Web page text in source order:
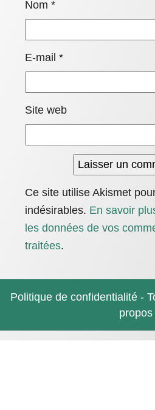
Nom*
E-mail*
Site web
Ce site utilise Akismet
indésirables. En savoir
les données de vos
traitées.
Politique de confidentialité-
propos